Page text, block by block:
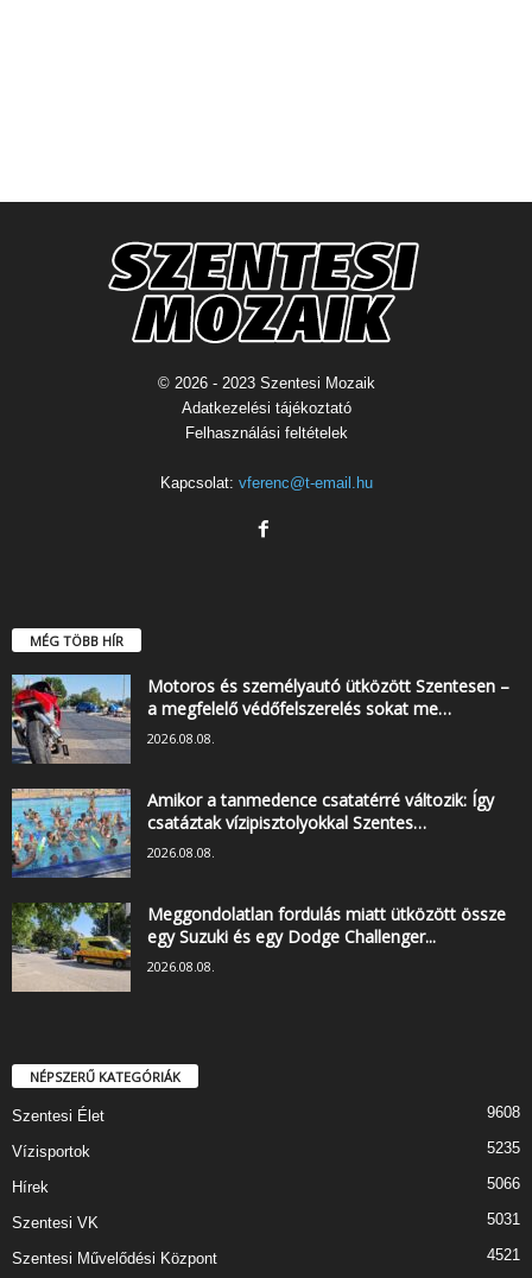
© 2026 - 2023 Szentesi Mozaik
Adatkezelési tájékoztató
Felhasználási feltételek
Kapcsolat: vferenc@t-email.hu
MÉG TÖBB HÍR
Motoros és személyautó ütközött Szentesen –
a megfelelő védőfelszerelés sokat me…
2026.08.08.
Amikor a tanmedence csatatérré változik: Így
csatáztak vízipisztolyokkal Szentes…
2026.08.08.
Meggondolatlan fordulás miatt ütközött össze
egy Suzuki és egy Dodge Challenger...
2026.08.08.
NÉPSZERŰ KATEGÓRIÁK
Szentesi Élet 9608
Vízisportok 5235
Hírek 5066
Szentesi VK 5031
Szentesi Művelődési Központ 4521